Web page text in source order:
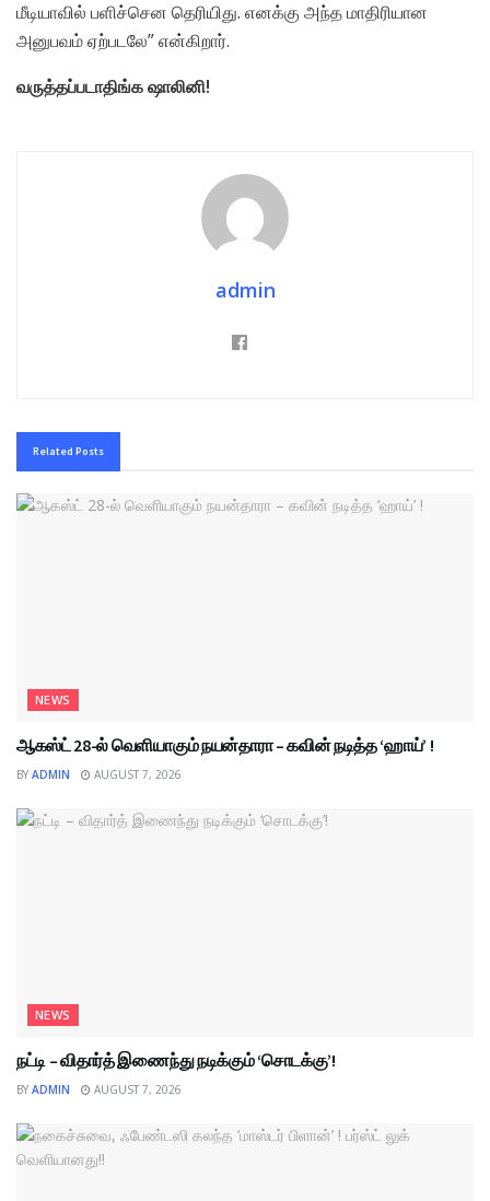
மீடியாவில் பளிச்சென தெரியிது. எனக்கு அந்த மாதிரியான
அனுபவம் ஏற்படலே” என்கிறார்.
வருத்தப்படாதிங்க ஷாலினி!
admin
Related Posts
NEWS
ஆகஸ்ட் 28-ல் வெளியாகும் நயன்தாரா – கவின் நடித்த ‘ஹாய்’ !
BY ADMIN AUGUST 7, 2026
NEWS
நட்டி – விதார்த் இணைந்து நடிக்கும் ‘சொடக்கு’!
BY ADMIN AUGUST 7, 2026